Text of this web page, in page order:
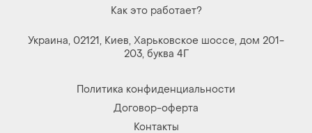
Как это работает?
Украина, 02121, Киев, Харьковское шоссе, дом 201-
203, буква 4Г
Политика конфиденциальности
Договор-оферта
Контакты